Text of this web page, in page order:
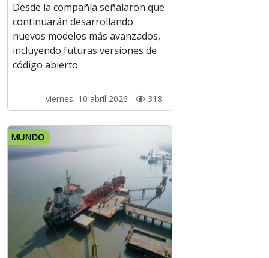
Desde la compañía señalaron que
continuarán desarrollando
nuevos modelos más avanzados,
incluyendo futuras versiones de
código abierto.
viernes, 10 abril 2026 - 318
MUNDO